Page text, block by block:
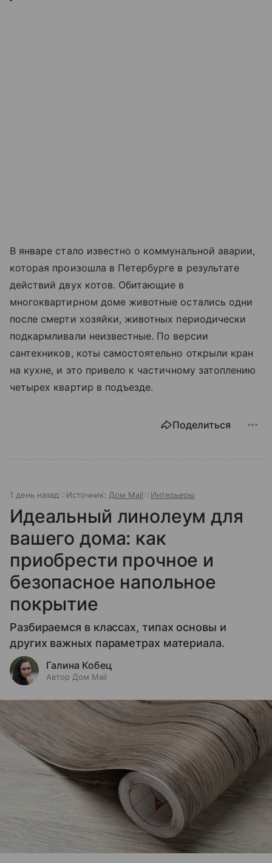
В январе стало известно о коммунальной аварии,
которая произошла в Петербурге в результате
действий двух котов. Обитающие в
многоквартирном доме животные остались одни
после смерти хозяйки, животных периодически
подкармливали неизвестные. По версии
сантехников, коты самостоятельно открыли кран
на кухне, и это привело к частичному затоплению
четырех квартир в подъезде.
Поделиться
1 день назад Источник: Дом Mail Интерьеры
Идеальный линолеум для
вашего дома: как
приобрести прочное и
безопасное напольное
покрытие
Разбираемся в классах, типах основы и
других важных параметрах материала.
Галина Кобец
Автор Дом Mail